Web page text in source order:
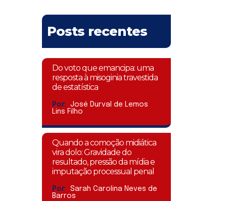
Posts recentes
Do voto que emancipa: uma
resposta à misoginia travestida
de estatística
Por:
José Durval de Lemos
Lins Filho
Quando a comoção midiática
vira dolo: Gravidade do
resultado, pressão da mídia e
imputação processual penal
Por:
Sarah Carolina Neves de
Barros